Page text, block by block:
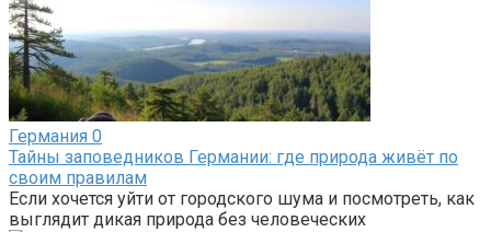
Германия 0
Тайны заповедников Германии: где природа живёт по
своим правилам
Если хочется уйти от городского шума и посмотреть, как
выглядит дикая природа без человеческих